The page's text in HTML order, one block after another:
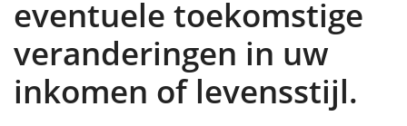
eventuele toekomstige
veranderingen in uw
inkomen of levensstijl.